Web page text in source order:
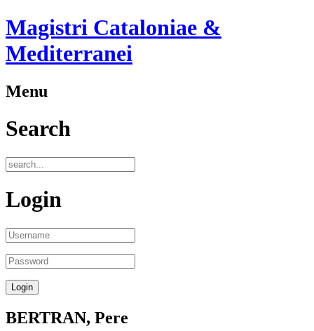
Magistri Cataloniae &
Mediterranei
Menu
Search
Login
BERTRAN, Pere